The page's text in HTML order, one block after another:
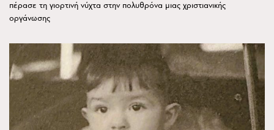
πέρασε τη γιορτινή νύχτα στην πολυθρόνα μιας χριστιανικής
οργάνωσης